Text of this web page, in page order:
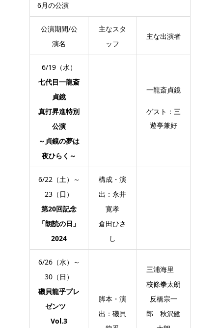
6月の公演
公演期間/公
演名
主なスタ
ッフ
主な出演者
6/19（水）
七代目一龍斎
貞鏡
真打昇進特別
公演
～貞鏡の夢は
夜ひらく～
一龍斎貞鏡
ゲスト：三
遊亭兼好
6/22（土）～
23（日）
第20回記念
「朗読の日」
2024
構成・演
出：永井
寛孝
倉田ひさ
し
6/26（水）～
30（日）
磯貝龍乎プレ
ゼンツ
Vol.3
脚本・演
出：磯貝
三浦海里
校條拳太朗
反橋宗一
郎 秋沢健